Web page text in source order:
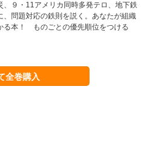
９・11アメリカ同時多発テロ、地下鉄
問題対応の鉄則を説く。あなたが組織
る本！ ものごとの優先順位をつける
全巻購入